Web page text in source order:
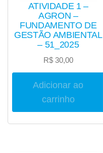
ATIVIDADE 1 –
AGRON –
FUNDAMENTO DE
GESTÃO AMBIENTAL
– 51_2025
R$30,00
Adicionar ao
carrinho